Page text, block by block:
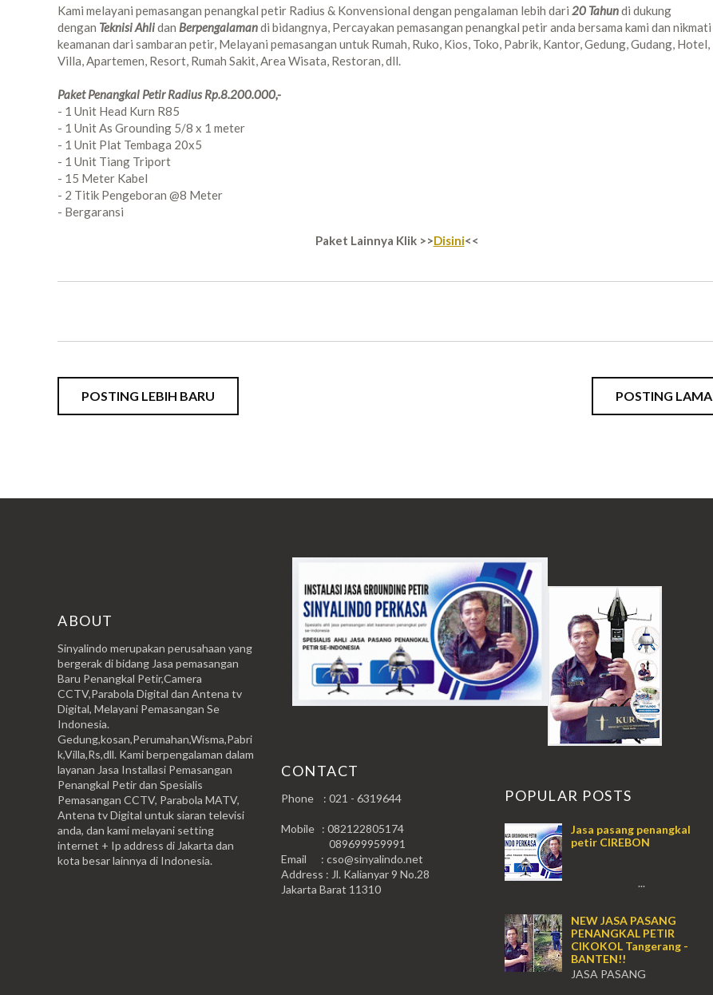
Kami melayani pemasangan penangkal petir Radius & Konvensional dengan pengalaman lebih dari 20 Tahundi dukung
dengan Teknisi Ahlidan Berpengalamandi bidangnya, Percayakan pemasangan penangkal petir anda bersama kami dan nikmati
keamanan dari sambaran petir, Melayani pemasangan untuk Rumah, Ruko, Kios, Toko, Pabrik, Kantor, Gedung, Gudang, Hotel,
Villa, Apartemen, Resort, Rumah Sakit, Area Wisata, Restoran, dll.
Paket Penangkal Petir Radius Rp.8.200.000,-
- 1 Unit Head Kurn R85
- 1 Unit As Grounding 5/8 x 1 meter
- 1 Unit Plat Tembaga 20x5
- 1 Unit Tiang Triport
- 15 Meter Kabel
- 2 Titik Pengeboran @8 Meter
- Bergaransi
Paket Lainnya Klik >>Disini<<
POSTING LEBIH BARU POSTING LAMA
ABOUT
Sinyalindo merupakan perusahaan yang
bergerak di bidang Jasa pemasangan
Baru Penangkal Petir,Camera
CCTV,Parabola Digital dan Antena tv
Digital, Melayani Pemasangan Se
Indonesia.
Gedung,kosan,Perumahan,Wisma,Pabri
k,Villa,Rs,dll. Kami berpengalaman dalam
layanan Jasa Installasi Pemasangan
Penangkal Petir dan Spesialis
Pemasangan CCTV, Parabola MATV,
Antena tv Digital untuk siaran televisi
anda, dan kami melayani setting
internet + Ip address di Jakarta dan
kota besar lainnya di Indonesia.
CONTACT
Phone : 021 - 6319644
Mobile : 082122805174
089699959991
Email : cso@sinyalindo.net
Address : Jl. Kalianyar 9 No.28
Jakarta Barat 11310
POPULAR POSTS
Jasa pasang penangkal
petir CIREBON
...
NEW JASA PASANG
PENANGKAL PETIR
CIKOKOL Tangerang -
BANTEN!!
JASA PASANG